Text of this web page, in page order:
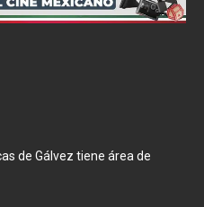
de Gálvez tiene área de